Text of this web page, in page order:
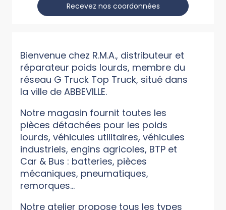
Recevez nos coordonnées
Bienvenue chez R.M.A., distributeur et
réparateur poids lourds, membre du
réseau G Truck Top Truck, situé dans
la ville de ABBEVILLE.
Notre magasin fournit toutes les
pièces détachées pour les poids
lourds, véhicules utilitaires, véhicules
industriels, engins agricoles, BTP et
Car & Bus : batteries, pièces
mécaniques, pneumatiques,
remorques...
Notre atelier propose tous les types